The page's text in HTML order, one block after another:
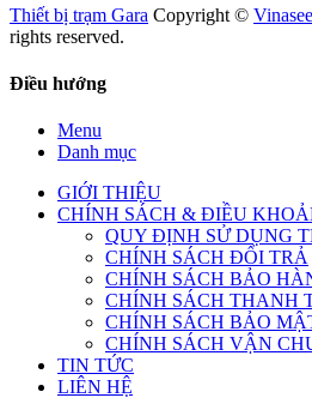
Thiết bị trạm Gara Copyright ©
rights reserved.
Điều hướng
Menu
Danh mục
GIỚI THIỆU
CHÍNH SÁCH & ĐIỀU
QUY ĐỊNH SỬ DỤNG
CHÍNH SÁCH ĐỔI TRẢ
CHÍNH SÁCH BẢO
CHÍNH SÁCH THANH
CHÍNH SÁCH BẢO
CHÍNH SÁCH VẬN
TIN TỨC
LIÊN HỆ